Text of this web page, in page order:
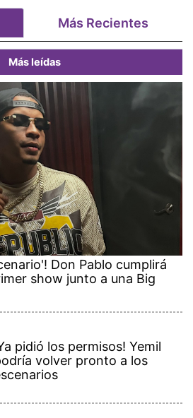
Más Recientes
Más leídas
Don Pablo cumplirá
show junto a una Big
pidió los permisos! Yemil
volver pronto a los